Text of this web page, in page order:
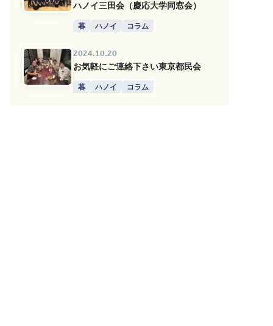
ハノイ三田会（慶応大学同窓会）
暮 ハノイ コラム
2024.10.20
お気軽にご連絡下さい東京都民会
暮 ハノイ コラム